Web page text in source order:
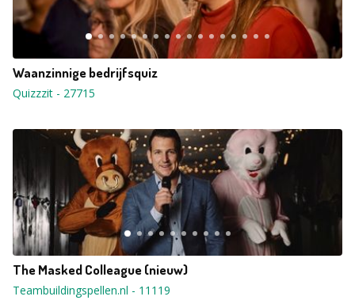
Waanzinnige bedrijfsquiz
Quizzzit - 27715
The Masked Colleague (nieuw)
Teambuildingspellen.nl - 11119